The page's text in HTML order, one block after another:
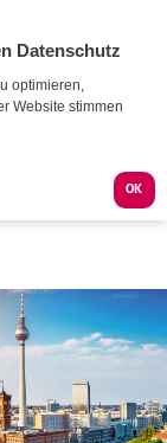
Datenschutz
optimieren,
Website stimmen
OK